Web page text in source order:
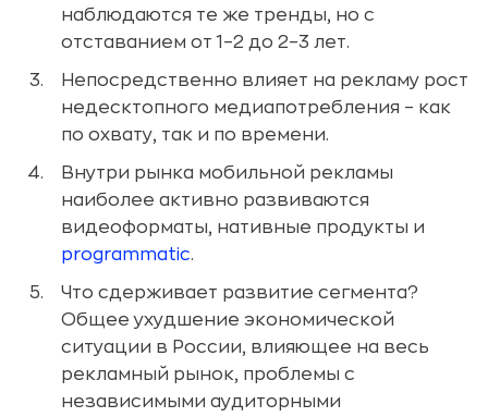
наблюдаются те же тренды, но с
отставанием от 1–2 до 2–3 лет.
Непосредственно влияет на рекламу рост
недесктопного медиапотребления – как
по охвату, так и по времени.
Внутри рынка мобильной рекламы
наиболее активно развиваются
видеоформаты, нативные продукты и
programmatic.
Что сдерживает развитие сегмента?
Общее ухудшение экономической
ситуации в России, влияющее на весь
рекламный рынок, проблемы с
независимыми аудиторными